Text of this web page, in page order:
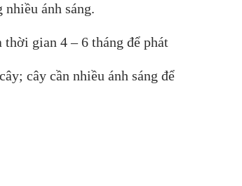
ánh sáng.
gian 4 – 6 tháng để phát
cây cần nhiều ánh sáng để